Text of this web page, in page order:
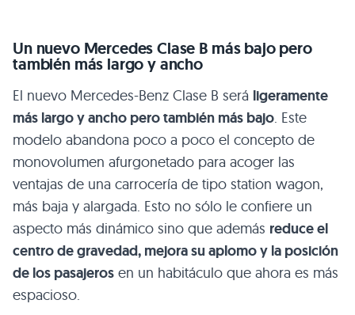
Un nuevo Mercedes Clase B más bajo pero
también más largo y ancho
El nuevo Mercedes-Benz Clase B será ligeramente
más largo y ancho pero también más bajo. Este
modelo abandona poco a poco el concepto de
monovolumen afurgonetado para acoger las
ventajas de una carrocería de tipo station wagon,
más baja y alargada. Esto no sólo le confiere un
aspecto más dinámico sino que además reduce el
centro de gravedad, mejora su aplomo y la posición
de los pasajeros en un habitáculo que ahora es más
espacioso.